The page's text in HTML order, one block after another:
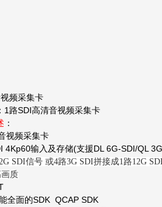
频采集卡
： 1 路SDI高清音视频采集卡
：
视频采集卡
4Kp60输入及存储(支援DL 6G-SDI/QL
SDI信号 或4路3G SDI拼接成1路12G
质
全面的SDK QCAP SDK